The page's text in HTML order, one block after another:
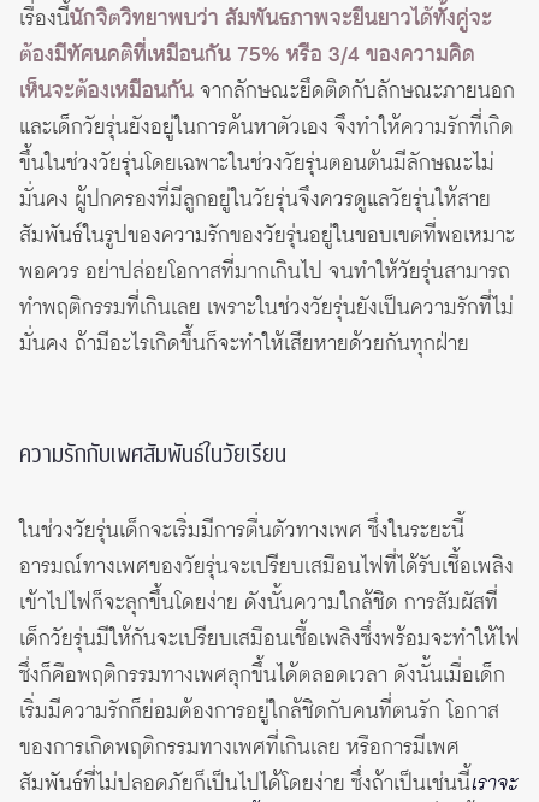
เรื่องนี้นักจิตวิทยาพบว่า สัมพันธภาพจะยืนยาวได้ทั้งคู่จะ
ต้องมีทัศนคติที่เหมือนกัน 75% หรือ 3/4 ของความคิด
เห็นจะต้องเหมือนกันจากลักษณะยึดติดกับลักษณะภายนอก
และเด็กวัยรุ่นยังอยู่ในการค้นหาตัวเอง จึงทำให้ความรักที่เกิด
ขึ้นในช่วงวัยรุ่นโดยเฉพาะในช่วงวัยรุ่นตอนต้นมีลักษณะไม่
มั่นคง ผู้ปกครองที่มีลูกอยู่ในวัยรุ่นจึงควรดูแลวัยรุ่นให้สาย
สัมพันธ์ในรูปของความรักของวัยรุ่นอยู่ในขอบเขตที่พอเหมาะ
พอควร อย่าปล่อยโอกาสที่มากเกินไป จนทำให้วัยรุ่นสามารถ
ทำพฤติกรรมที่เกินเลย เพราะในช่วงวัยรุ่นยังเป็นความรักที่ไม่
มั่นคง ถ้ามีอะไรเกิดขึ้นก็จะทำให้เสียหายด้วยกันทุกฝ่าย
ความรักกับเพศสัมพันธ์ในวัยเรียน
ในช่วงวัยรุ่นเด็กจะเริ่มมีการตื่นตัวทางเพศ ซึ่งในระยะนี้
อารมณ์ทางเพศของวัยรุ่นจะเปรียบเสมือนไฟที่ได้รับเชื้อเพลิง
เข้าไปไฟก็จะลุกขึ้นโดยง่าย ดังนั้นความใกล้ชิด การสัมผัสที่
เด็กวัยรุ่นมีให้กันจะเปรียบเสมือนเชื้อเพลิงซึ่งพร้อมจะทำให้ไฟ
ซึ่งก็คือพฤติกรรมทางเพศลุกขึ้นได้ตลอดเวลา ดังนั้นเมื่อเด็ก
เริ่มมีความรักก็ย่อมต้องการอยู่ใกล้ชิดกับคนที่ตนรัก โอกาส
ของการเกิดพฤติกรรมทางเพศที่เกินเลย หรือการมีเพศ
สัมพันธ์ที่ไม่ปลอดภัยก็เป็นไปได้โดยง่าย ซึ่งถ้าเป็นเช่นนี้เราจะ